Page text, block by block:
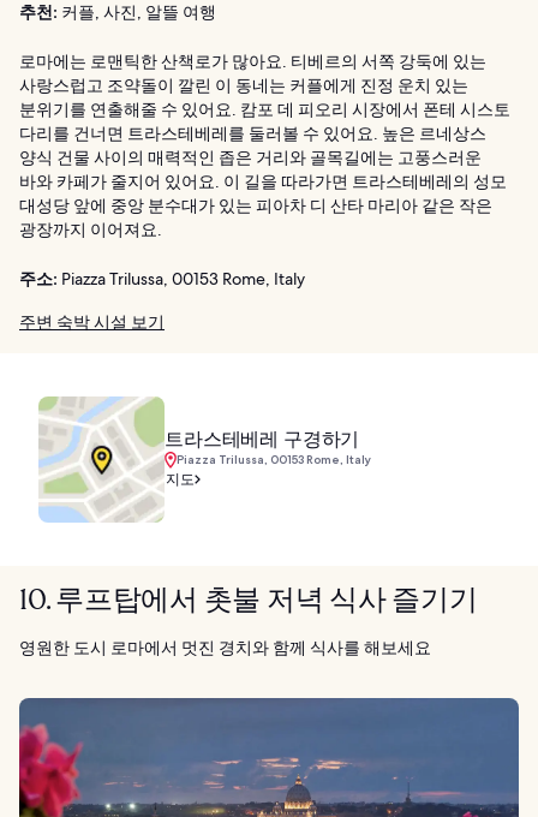
추천: 커플, 사진, 알뜰 여행
로마에는 로맨틱한 산책로가 많아요. 티베르의 서쪽 강둑에 있는
사랑스럽고 조약돌이 깔린 이 동네는 커플에게 진정 운치 있는
분위기를 연출해줄 수 있어요. 캄포 데 피오리 시장에서 폰테 시스토
다리를 건너면 트라스테베레를 둘러볼 수 있어요. 높은 르네상스
양식 건물 사이의 매력적인 좁은 거리와 골목길에는 고풍스러운
바와 카페가 줄지어 있어요. 이 길을 따라가면 트라스테베레의 성모
대성당 앞에 중앙 분수대가 있는 피아차 디 산타 마리아 같은 작은
광장까지 이어져요.
주소: Piazza Trilussa, 00153 Rome, Italy
주변 숙박 시설 보기
트라스테베레 구경하기
Piazza Trilussa, 00153 Rome, Italy
지도
10. 루프탑에서 촛불 저녁 식사 즐기기
영원한 도시 로마에서 멋진 경치와 함께 식사를 해보세요